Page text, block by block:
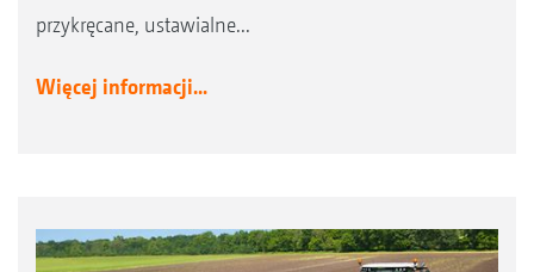
przykręcane, ustawialne...
Więcej informacji...